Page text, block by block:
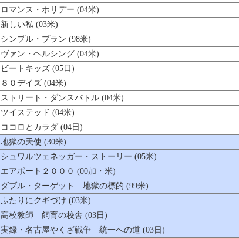
ロマンス・ホリデー (04米)
新しい私 (03米)
シンプル・プラン (98米)
ヴァン・ヘルシング (04米)
ビートキッズ (05日)
８０デイズ (04米)
ストリート・ダンスバトル(04米)
ツイステッド (04米)
ココロとカラダ (04日)
地獄の天使 (30米)
シュワルツェネッガー・ストーリー (05米)
エアポート２０００ (00加・米)
ダブル・ターゲット 地獄の標的 (99米)
ふたりにクギづけ (03米)
高校教師 飼育の校舎 (03日)
実録・名古屋やくざ戦争 統一への道 (03日)